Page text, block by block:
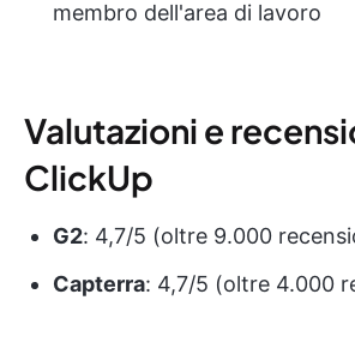
membro dell'area di lavoro
Valutazioni e
ClickUp
G2: 4,7/5 (oltre 9.000
Capterra: 4,7/5 (oltre 4.000